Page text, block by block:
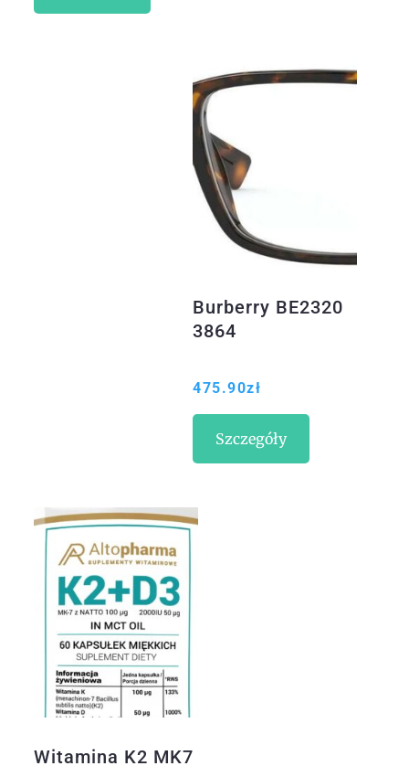
Burberry BE2320
3864
475.90zł
Szczegóły
Witamina K2 MK7